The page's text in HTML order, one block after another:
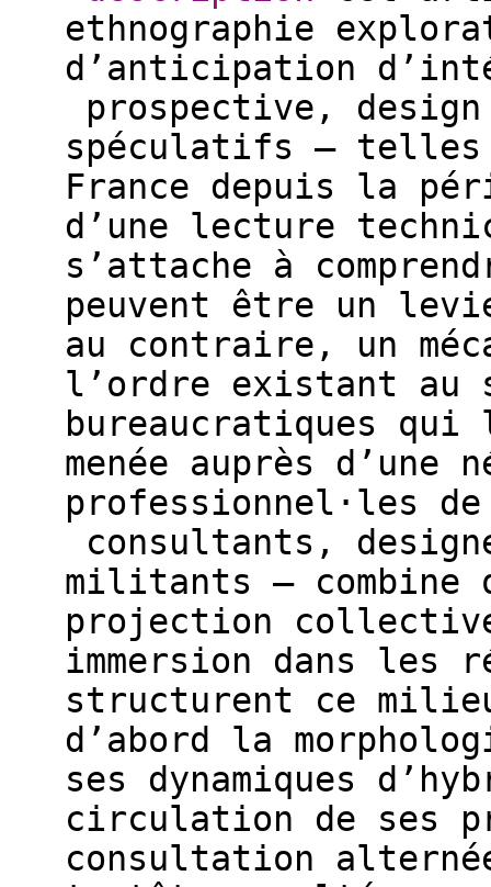
ethnographie
d’anticipation
prospective,
spéculatifs – telles
France depuis la
d’une lecture
s’attache à
peuvent être un
au contraire, un
l’ordre existant au
bureaucratiques qui
menée auprès d’une
professionnel·les
consultants,
militants – combine
projection
immersion dans les
structurent ce
d’abord la
ses dynamiques
circulation de ses
consultation